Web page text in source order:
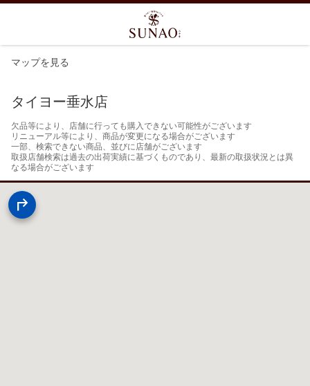
マップを見る
タイヨー垂水店
欠品等により、店舗に行っても購入できない可能性がございます
リニューアル等により、商品が変更になる場合がございます
一部、検索できない商品、並びに店舗がございます
取扱店舗検索は過去の出荷実績に基づくものであり、最新の取扱状況とは異
なる場合がございます